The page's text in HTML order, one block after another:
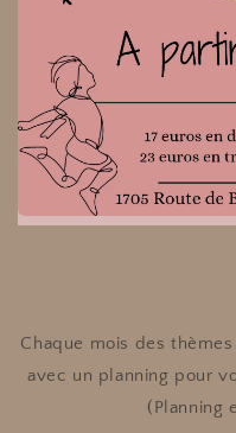
Chaque mois des
avec un planning pour
(Planning